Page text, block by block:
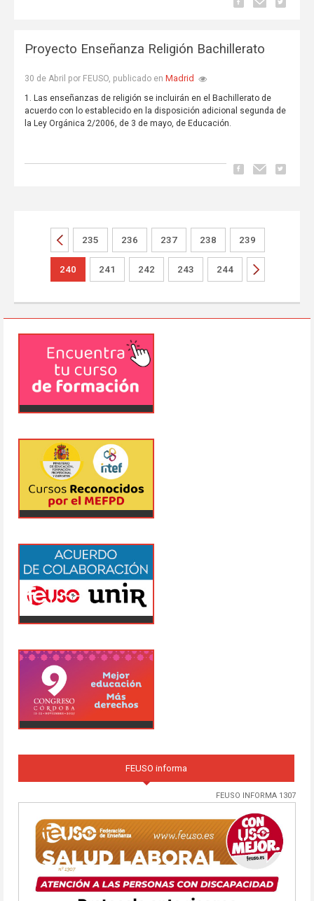
Proyecto Enseñanza Religión Bachillerato
30 de Abril por FEUSO, publicado en Madrid
1. Las enseñanzas de religión se incluirán en el Bachillerato de
acuerdo con lo establecido en la disposición adicional segunda de
la Ley Orgánica 2/2006, de 3 de mayo, de Educación.
235 236 237 238 239
240 241 242 243 244
FEUSO informa
FEUSO INFORMA 1307